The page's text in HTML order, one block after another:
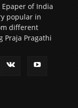
Epaper of India
popular in
different
Praja Pragathi